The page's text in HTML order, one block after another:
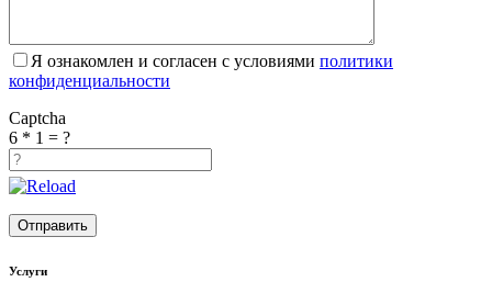
Я ознакомлен и согласен с условиями политики
конфиденциальности
Captcha
6 * 1 = ?
Услуги